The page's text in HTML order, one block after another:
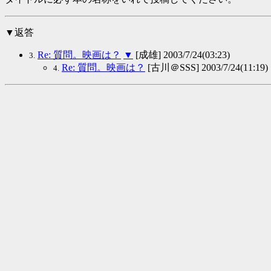
▼返答
3. Re: 質問。映画は？ ▼ [成雄] 2003/7/24(03:23)
4. Re: 質問。映画は？ [古川＠SSS] 2003/7/24(11:19)